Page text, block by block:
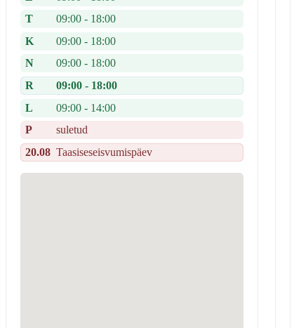
T
09:00 - 18:00
K
09:00 - 18:00
N
09:00 - 18:00
R
09:00 - 18:00
L
09:00 - 14:00
P
suletud
20.08 Taasiseseisvumispäev